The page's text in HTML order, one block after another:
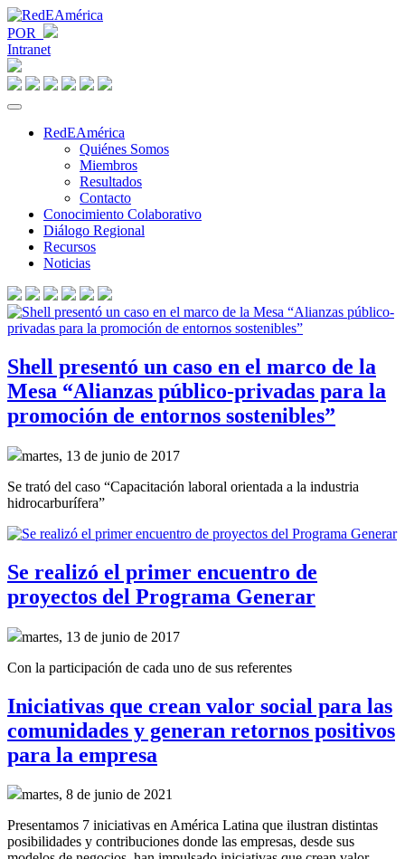
POR
Intranet
RedEAmérica
Quiénes Somos
Miembros
Resultados
Contacto
Conocimiento Colaborativo
Diálogo Regional
Recursos
Noticias
Shell presentó un caso en el marco de la
Mesa “Alianzas público-privadas para la
promoción de entornos sostenibles”
martes, 13 de junio de 2017
Se trató del caso “Capacitación laboral orientada a la industria
hidrocarburífera”
Se realizó el primer encuentro de
proyectos del Programa Generar
martes, 13 de junio de 2017
Con la participación de cada uno de sus referentes
Iniciativas que crean valor social para las
comunidades y generan retornos positivos
para la empresa
martes, 8 de junio de 2021
Presentamos 7 iniciativas en América Latina que ilustran distintas
posibilidades y contribuciones donde las empresas, desde sus